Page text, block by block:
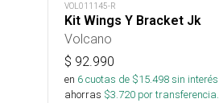
VOL011145-R
Kit Wings Y Bracket Jk
Volcano
$ 92.990
en 6cuotas de $15.498sin interés
ahorras $3.720 por transferencia.